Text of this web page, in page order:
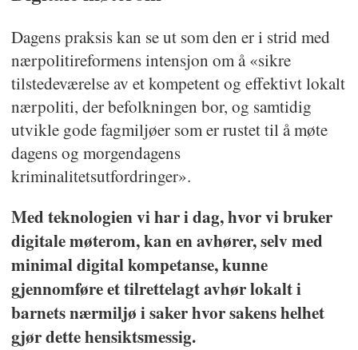
Dagens praksis kan se ut som den er i strid med
nærpolitireformens intensjon om å «sikre
tilstedeværelse av et kompetent og effektivt lokalt
nærpoliti, der befolkningen bor, og samtidig
utvikle gode fagmiljøer som er rustet til å møte
dagens og morgendagens
kriminalitetsutfordringer».
Med teknologien vi har i dag, hvor vi bruker
digitale møterom, kan en avhører, selv med
minimal digital kompetanse, kunne
gjennomføre et tilrettelagt avhør lokalt i
barnets nærmiljø i saker hvor sakens helhet
gjør dette hensiktsmessig.